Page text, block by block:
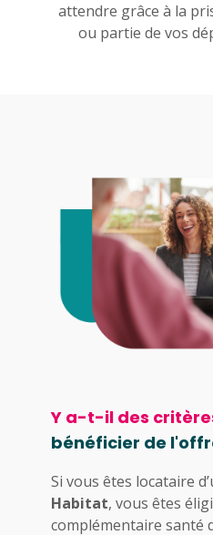
attendre grâce à la
ou partie de vos
Y a-t-il des
bénéficier de
Si vous êtes locataire
Habitat, vous êtes
complémentaire santé